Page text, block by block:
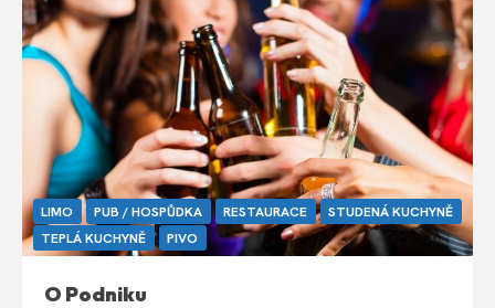
LIMO PUB / HOSPŮDKA RESTAURACE
STUDENÁ KUCHYNĚ
TEPLÁ KUCHYNĚ
PIVO
O Podniku